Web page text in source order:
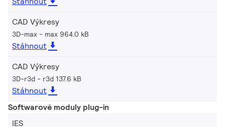
CAD Výkresy
3D-max max 964.0 kB
Stáhnout
CAD Výkresy
3D-r3d r3d 137.6 kB
Stáhnout
Softwarové moduly plug-in
IES